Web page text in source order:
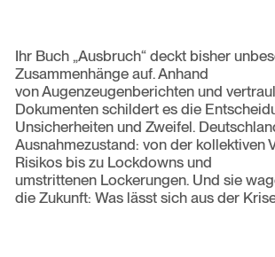
Ihr Buch „Ausbruch“ deckt bisher
Zusammenhänge auf. Anhand
von Augenzeugenberichten und
Dokumenten schildert es die
Unsicherheiten und Zweifel.
Ausnahmezustand: von der kollektiven
Risikos bis zu Lockdowns und
umstrittenen Lockerungen. Und sie
die Zukunft: Was lässt sich aus der